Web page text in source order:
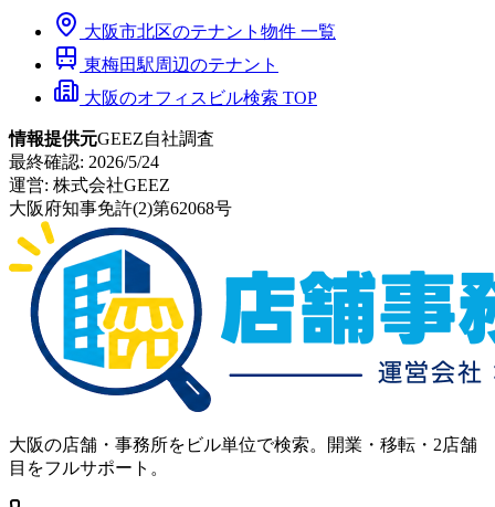
大阪市北区のテナント物件 一覧
東梅田駅周辺のテナント
大阪のオフィスビル検索 TOP
情報提供元GEEZ自社調査
最終確認: 2026/5/24
運営: 株式会社GEEZ
大阪府知事免許(2)第62068号
大阪の店舗・事務所をビル単位で検索。開業・移転・2店舗
目をフルサポート。